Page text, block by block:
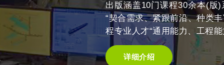
出版涵盖10门课程30余本(版
“契合需求、紧跟前沿、种类
程专业人才“通用能力、工程
详细介绍